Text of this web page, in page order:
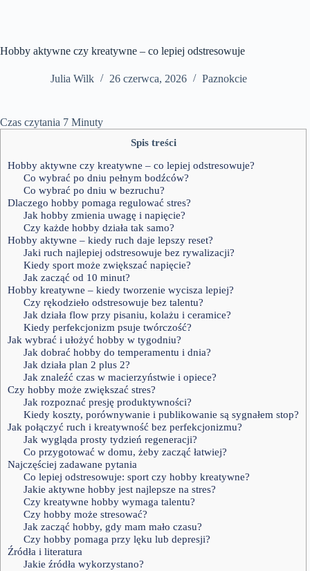
Hobby aktywne czy kreatywne – co lepiej odstresowuje
Julia Wilk 26 czerwca, 2026 Paznokcie
Czas czytania 7 Minuty
Spis treści
Hobby aktywne czy kreatywne – co lepiej odstresowuje?
Co wybrać po dniu pełnym bodźców?
Co wybrać po dniu w bezruchu?
Dlaczego hobby pomaga regulować stres?
Jak hobby zmienia uwagę i napięcie?
Czy każde hobby działa tak samo?
Hobby aktywne – kiedy ruch daje lepszy reset?
Jaki ruch najlepiej odstresowuje bez rywalizacji?
Kiedy sport może zwiększać napięcie?
Jak zacząć od 10 minut?
Hobby kreatywne – kiedy tworzenie wycisza lepiej?
Czy rękodzieło odstresowuje bez talentu?
Jak działa flow przy pisaniu, kolażu i ceramice?
Kiedy perfekcjonizm psuje twórczość?
Jak wybrać i ułożyć hobby w tygodniu?
Jak dobrać hobby do temperamentu i dnia?
Jak działa plan 2 plus 2?
Jak znaleźć czas w macierzyństwie i opiece?
Czy hobby może zwiększać stres?
Jak rozpoznać presję produktywności?
Kiedy koszty, porównywanie i publikowanie są sygnałem stop?
Jak połączyć ruch i kreatywność bez perfekcjonizmu?
Jak wygląda prosty tydzień regeneracji?
Co przygotować w domu, żeby zacząć łatwiej?
Najczęściej zadawane pytania
Co lepiej odstresowuje: sport czy hobby kreatywne?
Jakie aktywne hobby jest najlepsze na stres?
Czy kreatywne hobby wymaga talentu?
Czy hobby może stresować?
Jak zacząć hobby, gdy mam mało czasu?
Czy hobby pomaga przy lęku lub depresji?
Źródła i literatura
Jakie źródła wykorzystano?